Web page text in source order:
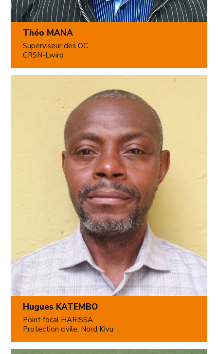
Théo MANA
Superviseur des OC
CRSN-Lwiro
Hugues KATEMBO
Point focal HARISSA
Protection civile, Nord Kivu